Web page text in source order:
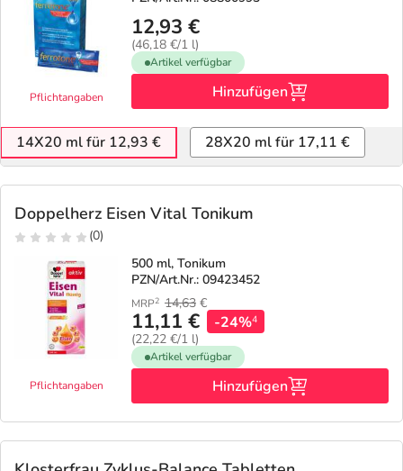
Pflichtangaben
12,93 €
(46,18 €/1 l)
Artikel verfügbar
Hinzufügen
14X20 ml für 12,93 € 28X20 ml für 17,11 €
Doppelherz Eisen Vital Tonikum
(0)
Pflichtangaben
500 ml, Tonikum
PZN/Art.Nr.: 09423452
MRP2 14,63 €
11,11 €
(22,22 €/1 l)
-24%4
Artikel verfügbar
Hinzufügen